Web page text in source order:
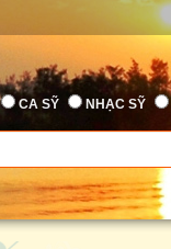
CA SỸ NHẠC SỸ